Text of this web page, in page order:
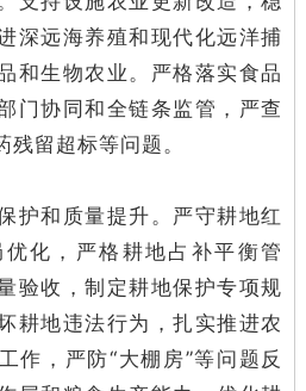
深远海养殖和现代化远洋捕
和生物农业。严格落实食品
门协同和全链条监管，严查
留超标等问题。
和质量提升。严守耕地红
化，严格耕地占补平衡管
验收，制定耕地保护专项规
耕地违法行为，扎实推进农
作，严防“大棚房”等问题反